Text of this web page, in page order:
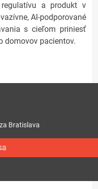
a produkt v
AI-podporované
s cieľom priniesť
domovov pacientov.
Bratislava